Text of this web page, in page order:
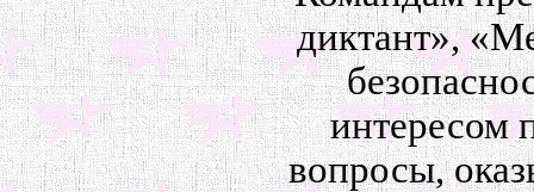
диктант»,
интересом
вопросы,